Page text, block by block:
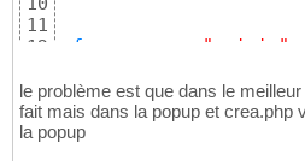
11
12
14
15
form "saisie"
<input type = "submit"
</form>
le problème est que dans le
fait mais dans la popup et crea.php
la popup